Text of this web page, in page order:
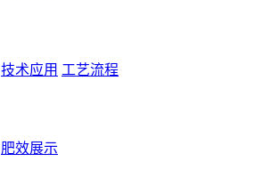
技术应用 工艺流程
肥效展示